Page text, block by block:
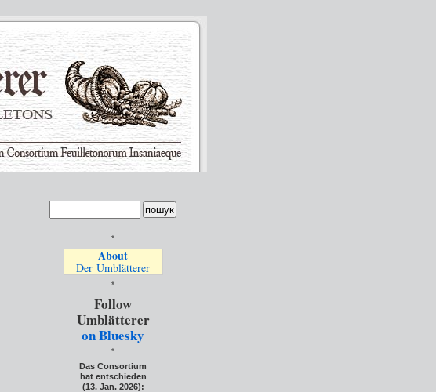
*
About
Der Umblätterer
*
Follow
Umblätterer
on Bluesky
*
Das Consortium
hat entschieden
(13. Jan. 2026):